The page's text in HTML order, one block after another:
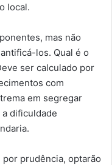
local.
mas não
los. Qual é o
ser calculado por
com
em segregar
dificuldade
prudência, optarão